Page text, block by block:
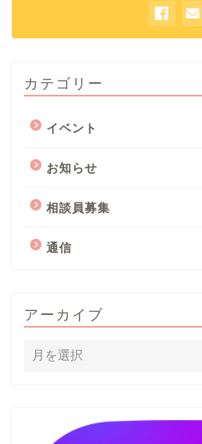
カテゴリー
イベント
お知らせ
相談員募集
通信
アーカイブ